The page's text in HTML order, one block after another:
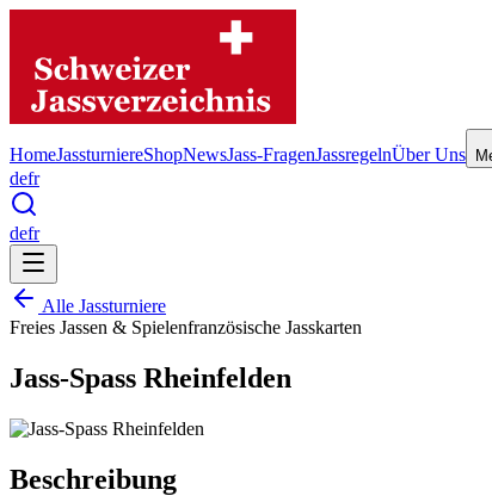
HomeJassturniereShopNewsJass-FragenJassregelnÜber Uns
defr
defr
Alle Jassturniere
Freies Jassen & Spielenfranzösische Jasskarten
Jass-Spass Rheinfelden
Beschreibung